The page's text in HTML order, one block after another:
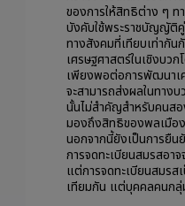
ของการให้สิทธิต่าง ๆ
บังคับใช้พระราชบัญญัติ
ทางสังคมที่เทียบเท่ากัน
เศรษฐศาสตร์ในเชิงบว
เพียงพอต่อการพัฒนาเ
จะสามารถส่งผลในทาง
นั้นไม่สำคัญสำหรับคนส
มองถึงสิทธิของพลเมือ
นอกจากนี้ยังเป็นการยื
การจดทะเบียนสมรสอา
แต่การจดทะเบียนสมรส
เทียมกัน แต่บุคคลคนกลุ่